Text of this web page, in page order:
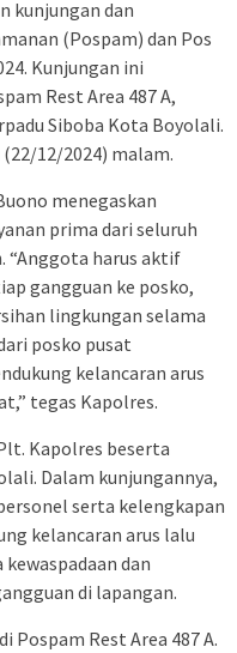
kunjungan dan
(Pospam) dan Pos
Kunjungan ini
Rest Area 487 A,
Siboba Kota Boyolali.
12/2024) malam.
menegaskan
prima dari seluruh
“Anggota harus aktif
gangguan ke posko,
lingkungan selama
posko pusat
kelancaran arus
tegas Kapolres.
Kapolres beserta
Dalam kunjungannya,
serta kelengkapan
kelancaran arus lalu
dan
di lapangan.
Pospam Rest Area 487 A.